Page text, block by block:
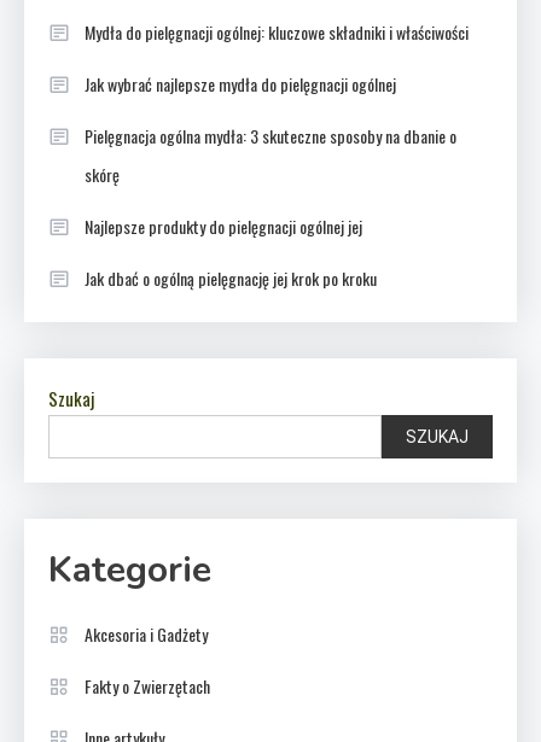
Mydła do pielęgnacji ogólnej: kluczowe składniki i właściwości
Jak wybrać najlepsze mydła do pielęgnacji ogólnej
Pielęgnacja ogólna mydła: 3 skuteczne sposoby na dbanie o
skórę
Najlepsze produkty do pielęgnacji ogólnej jej
Jak dbać o ogólną pielęgnację jej krok po kroku
Szukaj
SZUKAJ
Kategorie
Akcesoria i Gadżety
Fakty o Zwierzętach